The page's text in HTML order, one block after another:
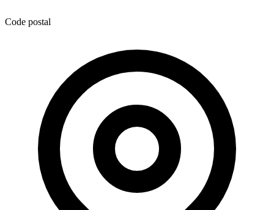
Code postal